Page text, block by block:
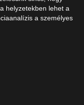
helyzetekben lehet a
a személyes